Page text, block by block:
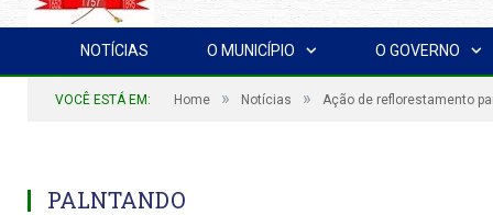
NOTÍCIAS O MUNICÍPIO O GOVERNO
VOCÊ ESTÁ EM: Home » Notícias » Ação de reflorestamento
PALNTANDO